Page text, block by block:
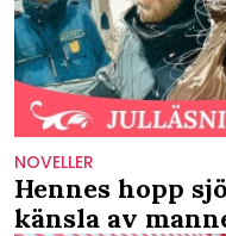
NOVELLER
Hennes hopp
känsla av